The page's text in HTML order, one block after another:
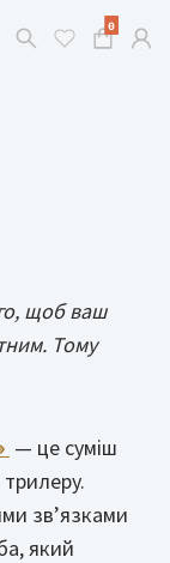
0
щоб ваш
Тому
­ — це суміш
зв’язками
який